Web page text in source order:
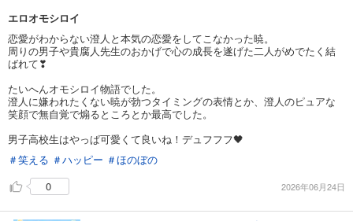
エロオモシロイ
恋愛がわからない澄人と本気の恋愛をしてこなかった暁。
周りの男子や貴腐人先生のおかげで心の成長を遂げた二人がめでたく結
ばれて❣
たいへんオモシロイ物語でした。
澄人に嫌われたくない暁が勃つタイミングの表情とか、澄人のピュアな
笑顔で無自覚で煽るところとか最高でした。
男子高校生はやっぱ可愛くて良いね！デュフフフ🖤
＃笑える ＃ハッピー ＃ほのぼの
0
2026年06月24日